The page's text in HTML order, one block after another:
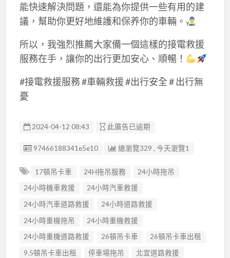
能快速解決問題，還能為你提供一些有用的建
議，幫助你更好地維護和保养你的車輛。
所以，我強烈推薦大家備一個這樣的接電救援
服務在手，讓你的出行更加安心、順暢！
#接電救援服務 #車輛救援 #出行安全 # 出行無
憂
2024-04-12 08:43 此廣告已逾期
廣告编號
97466188341e5e10 總瀏覽329 , 今天瀏覽1
17頓吊卡車 24H拖吊服務
24小時拖吊
24小時機車救援
24小時汽車救援
24小時汽車道路救援
24小時道路救援
24小時重機拖吊
24小時重機救援
24小時重機道路救援
26頓吊卡車
26頓吊卡車出租
9.5頓吊卡車出租
停車場拖吊
北宜道路救援